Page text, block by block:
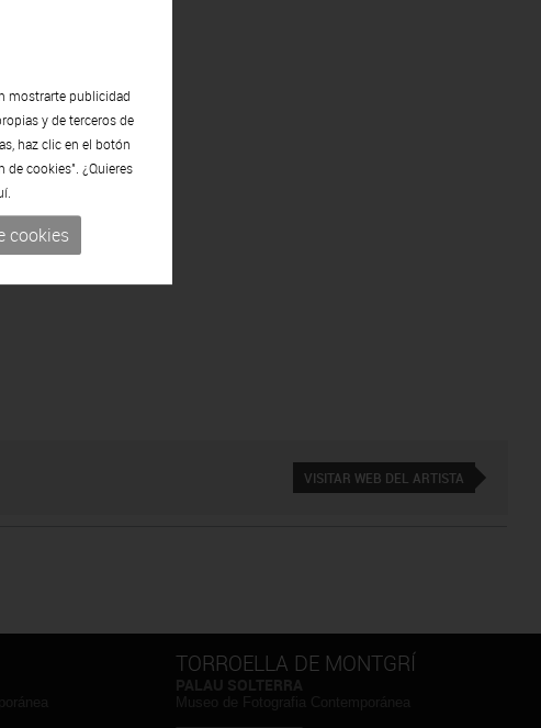
VISITAR WEB DEL ARTISTA
TORROELLA DE MONTGRÍ
mostrarte publicidad
y de terceros de
haz clic en el botón
de cookies". ¿Quieres
cookies